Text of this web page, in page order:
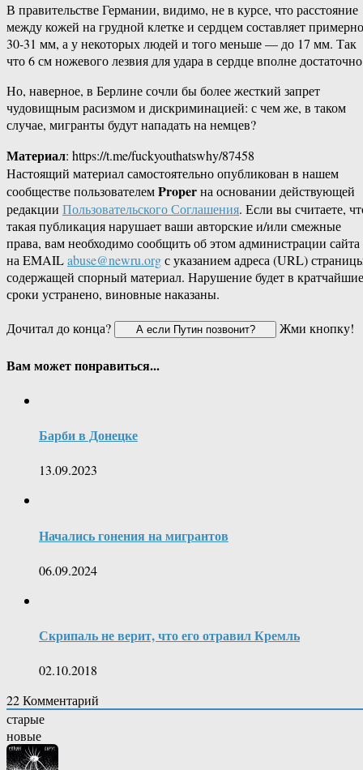
В правительстве Германии, видимо, не в курсе, что расстояние
между кожей на грудной клетке и сердцем составляет примерно
30-31 мм, а у некоторых людей и того меньше — до 17 мм. Так
что 6 см ножевого лезвия для удара в сердце вполне
Но, наверное, в Берлине сочли бы более жесткий запрет
чудовищным расизмом и дискриминацией: с чем же, в таком
случае, мигранты будут нападать на немцев?
Материал: https://t.me/fuckyouthatswhy/87458
Настоящий материал самостоятельно опубликован в нашем
сообществе пользователемProperна основании действующей
редакции Пользовательского Соглашения. Если вы считаете,
такая публикация нарушает ваши авторские и/или смежные
права, вам необходимо сообщить об этом администрации сайта
на EMAILabuse@newru.orgс указанием адреса (URL)
содержащей спорный материал. Нарушение будет в кратчайшие
сроки устранено, виновные наказаны.
Дочитал до конца?
Жми кнопку!
Вам может понравиться...
Барби в Донецке
13.09.2023
Начались гонения на мигрантов
06.09.2024
Скрипаль не верит, что его отравил Кремль
02.10.2018
22Комментарий
старые
новые